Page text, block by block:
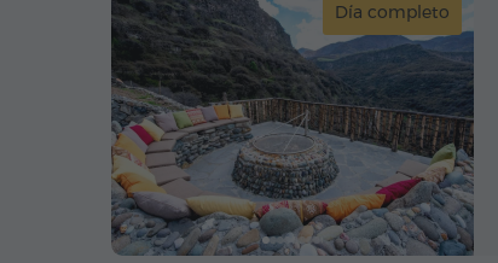
Día completo